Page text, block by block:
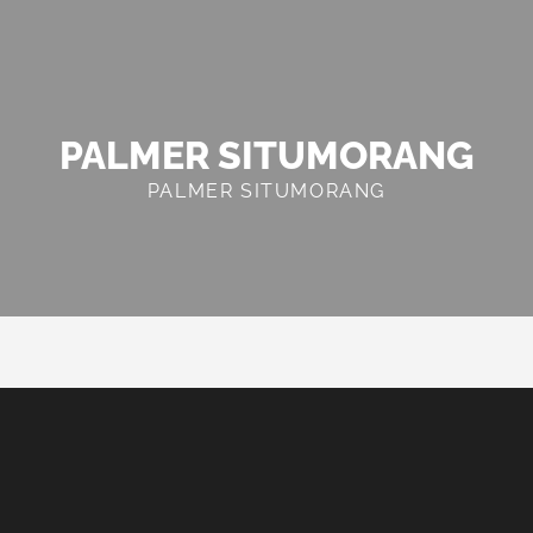
PALMER SITUMORANG
PALMER SITUMORANG